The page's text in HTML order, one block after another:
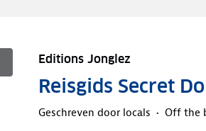
Editions Jonglez
Reisgids Secret
Geschreven door locals Off the